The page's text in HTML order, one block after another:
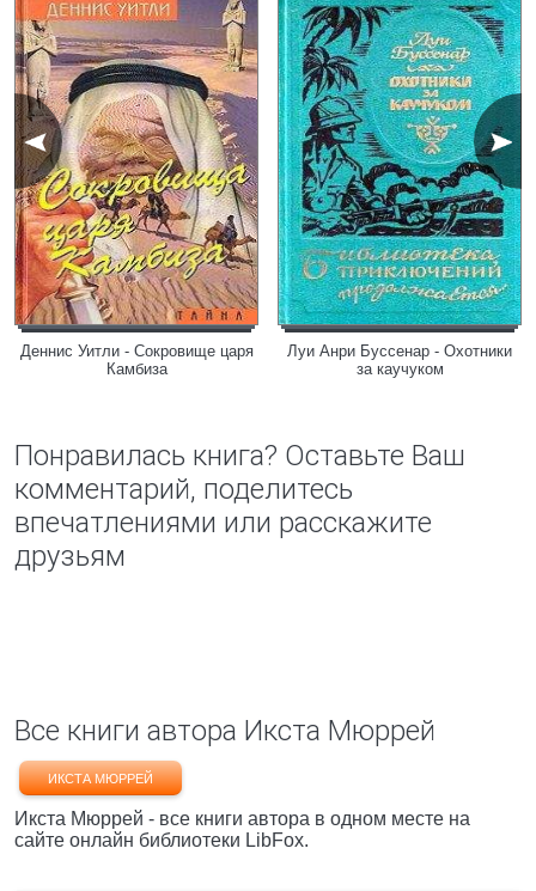
Деннис Уитли - Сокровище царя
Камбиза
Луи Анри Буссенар - Охотники
за каучуком
Понравилась книга? Оставьте Ваш
комментарий, поделитесь
впечатлениями или расскажите
друзьям
Все книги автора Икста Мюррей
ИКСТА МЮРРЕЙ
Икста Мюррей - все книги автора в одном месте на
сайте онлайн библиотеки LibFox.